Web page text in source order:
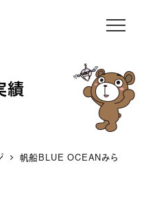
績
帆船BLUE OCEANみら